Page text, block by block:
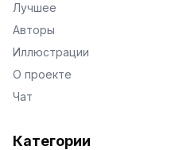
Лучшее
Авторы
Иллюстрации
О проекте
Чат
Категории